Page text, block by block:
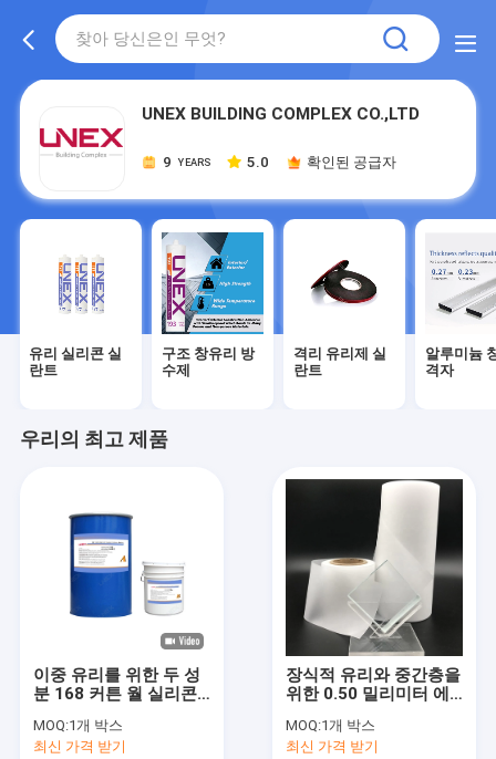
UNEX BUILDING COMPLEX CO.,LTD
9 YEARS 5.0 확인된 공급자
유리 실리콘 실
란트
구조 창유리 방
수제
격리 유리제 실
란트
알루미늄
격자
우리의 최고 제품
이중 유리를 위한 두 성
분 168 커튼 월 실리콘
MOQ:1개 박스
최신 가격 받기
장식적 유리와 중간층을
위한 0.50 밀리미터 에
MOQ:1개 박스
최신 가격 받기